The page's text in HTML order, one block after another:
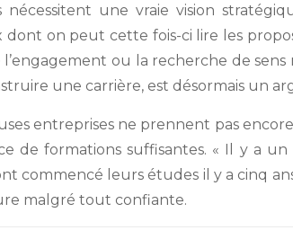
nécessitent une vraie vision
dont on peut cette fois-ci lire les
ou la recherche de sens
une carrière, est désormais un
entreprises ne prennent pas
de formations suffisantes. « Il y a
commencé leurs études il y a cinq
malgré tout confiante.